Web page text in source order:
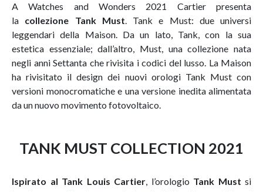
A Watches and Wonders 2021 Cartier presenta
la collezione Tank Must. Tank e Must: due universi
leggendari della Maison. Da un lato, Tank, con la sua
estetica essenziale; dall’altro, Must, una collezione nata
negli anni Settanta che rivisita i codici del lusso. La Maison
ha rivisitato il design dei nuovi orologi Tank Must con
versioni monocromatiche e una versione inedita alimentata
da un nuovo movimento fotovoltaico.
TANK MUST COLLECTION 2021
Ispirato al Tank Louis Cartier, l’orologio Tank Must si